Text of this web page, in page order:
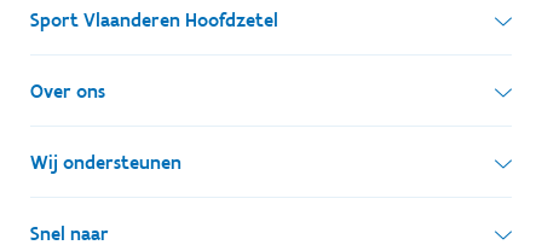
Sport Vlaanderen Hoofdzetel
Simon Bolivarlaan 17
1000 Brussel
Ondernemingsnummer: BE 0248.142.826
Over ons
Wie zijn we, wat doen we
Onze centra
Wij ondersteunen
Lokale besturen
Snel naar